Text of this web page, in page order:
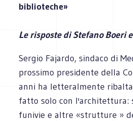
biblioteche»
Le risposte di Stefano Boeri
Sergio Fajardo, sindaco di
prossimo presidente della
anni ha letteralmente
fatto solo con l'architettura:
funivie e altre «strutture »